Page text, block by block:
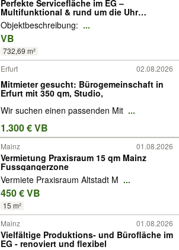
Perfekte Servicefläche im EG –
Multifunktional & rund um die Uhr
zugänglich
Objektbeschreibung: ...
VB
732,69 m²
Erfurt 02.08.2026
Mitmieter gesucht: Bürogemeinschaft in
Erfurt mit 350 qm, Studio,
Wir suchen einen passenden Mit ...
1.300 € VB
Mainz 01.08.2026
Vermietung Praxisraum 15 qm Mainz
Fussgangerzone
Vermiete Praxisraum Altstadt M ...
450 € VB
15 m²
Mainz 01.08.2026
Vielfältige Produktions- und Bürofläche im
EG - renoviert und flexibel